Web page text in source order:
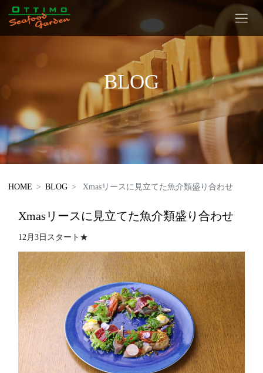
BLOG
HOME BLOG Xmasリースに見立てた魚介類盛り合わせ
Xmasリースに見立てた魚介類盛り合わせ
12月3日スタート★